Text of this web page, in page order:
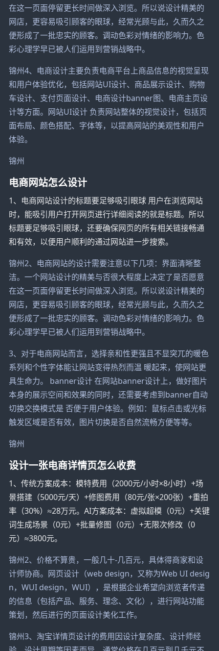
在这一页面停留更长时间做深入浏览。所以说设计精美的
网店，更容易吸引顾客的眼球，经常光顾与此，久而久之
便形成了一批忠实的顾客。调动色彩对情绪的影响力。色
彩心理学早已被人们运用到营销战略中。
锦州4、电商设计主要负责电商平台上商品信息的视觉呈现
和用户体验优化，包括网站UI设计、商品展示设计、购物
车设计、支付页面设计、电商设计banner图、电商主页设
计等方面。网站UI设计 负责网站整体的视觉设计，包括页
面布局、颜色搭配、字体等，以提高网站的美观性和用户
体验。
锦州
电商网站怎么设计
1、电商网站设计的标题要足够吸引眼球 用户在浏览网站
时，能吸引用户打开网页进行详细阅读的就是标题。所以
标题要足够吸引眼球，还要确保网页的所有相关链接畅通
和有效，以便用户顺利的通过网站进一步搜索。
锦州2、电商网站的设计需要注意以下几项：界面清晰整
洁。一个网站设计的精美与否很大程度上决定了是否愿意
在这一页面停留更长时间做深入浏览。所以说设计精美的
网店，更容易吸引顾客的眼球，经常光顾与此，久而久之
便形成了一批忠实的顾客。调动色彩对情绪的影响力。色
彩心理学早已被人们运用到营销战略中。
3、对于电商网站而言，选择亲和性更强且不显突兀的暖色
系列和个性字体能让网站变得热烈而温 暖起来，使网站更
具生命力。 banner设计 在网站banner设计上，做好图片
本身的展示空间和效果的同时，还需要考虑到banner自动
切换交换模式是 否便于用户体验。例如：鼠标点击或光标
触发区域是否有效，图片切换是否自然流畅方便等等。
锦州
设计一张电商详情页怎么收费
1、传统方案成本：模特费用（2000元/小时×8小时）+场
景搭建（5000元/天）+修图费用（80元/张×200张）+重拍
率（30%）≈28万元。AI方案成本：虚拟超模（0元）+关键
词生成场景（0元）+批量修图（0元）+无限次修改（0
元）≈3800元。
锦州2、价格不算贵，一般几十-几百元，具体得商家和设
计师协商。网页设计（web design，又称为Web UI desig
n，WUI design，WUI），是根据企业希望向浏览者传递
的信息（包括产品、服务、理念、文化），进行网站功能
策划，然后进行的页面设计美化工作。
锦州3、淘宝详情页设计的费用因设计复杂度、设计师经